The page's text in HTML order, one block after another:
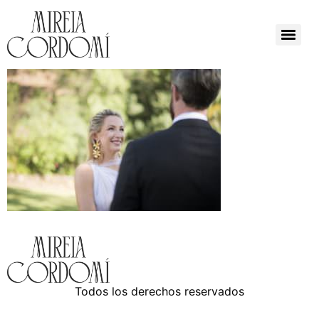
Todos los derechos reservados